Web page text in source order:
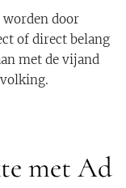
door
of direct belang
met de vijand
met Ad